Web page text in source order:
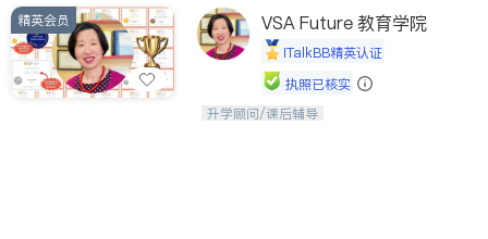
养老 非盈利组织
精英会员 VSA Future 教育学院
iTalkBB精英认证
执照已核实
孩子美好的未来始于早期能力的培养，
升学顾问/课后辅导